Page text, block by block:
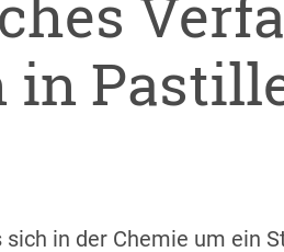
in
in der Chemie um ein